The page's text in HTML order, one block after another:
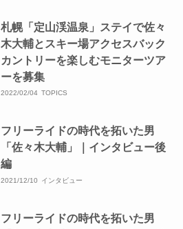
札幌「定山渓温泉」ステイで佐々
木大輔とスキー場アクセスバック
カントリーを楽しむモニターツア
ーを募集
2022/02/04 TOPICS
フリーライドの時代を拓いた男
「佐々木大輔」｜インタビュー後
編
2021/12/10 インタビュー
フリーライドの時代を拓いた男